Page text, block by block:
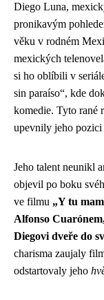
Diego Luna,
pronikavým
věku v rodném
mexických
si ho oblíbili v
sin paraíso“, kde
komedie. Tyto rané
upevnily jeho
Jeho talent neunikl
objevil po boku
ve filmu „Y tu
Alfonso
Diegovi dveře do
charisma zaujaly
odstartovaly jeho